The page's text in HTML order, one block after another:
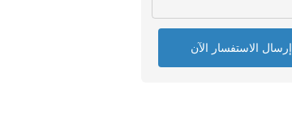
إرسال الاستفسار الآن